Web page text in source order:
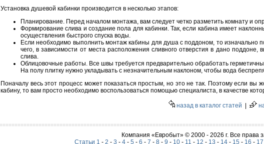
Установка душевой кабинки производится в несколько этапов:
Планирование. Перед началом монтажа, вам следует четко разметить комнату и
Формирование слива и создание пола для кабинки. Так, если кабина имеет
осуществления быстрого спуска воды.
Если необходимо выполнить монтаж кабины для душа с поддоном, то изначально
чего, в зависимости от места расположения сливного отверстия в дано
слива.
Облицовочные работы. Все швы требуется предварительно обработать
На полу плитку нужно укладывать с незначительным наклоном, чтобы вода
Поначалу весь этот процесс может показаться простым, но это не так. Поэтому если вы
кабину, то вам просто необходимо воспользоваться помощью специалиста, в качестве
назад в каталог статей
Компания «Евробыт» © 2000 - 2026 г. Все права
Статьи 1 - 2 - 3 - 4- 5 - 6 - 7 - 8- 9 - 10- 11 - 12 - 13 - 14- 15 - 16 - 17